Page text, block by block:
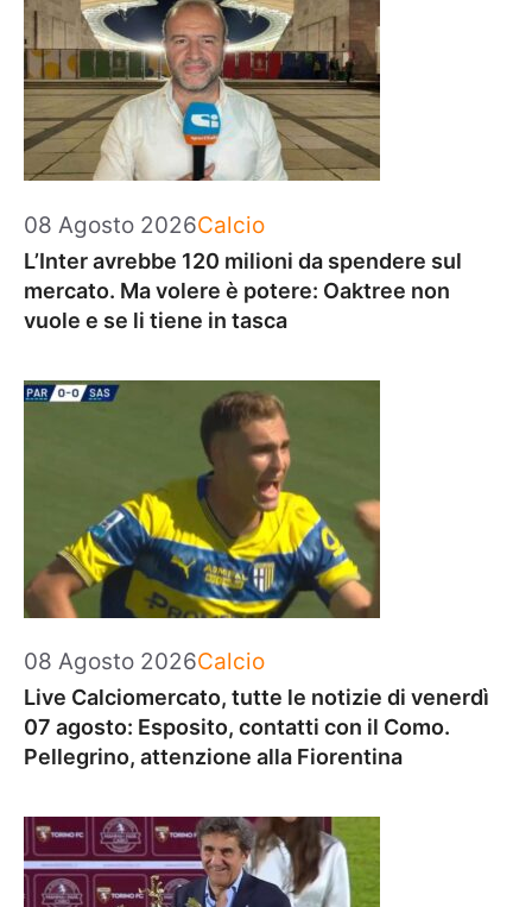
08 Agosto 2026Categorie
Calcio
L’Inter avrebbe 120 milioni da spendere sul
mercato. Ma volere è potere: Oaktree non
vuole e se li tiene in tasca
08 Agosto 2026Categorie
Calcio
Live Calciomercato, tutte le notizie di venerdì
07 agosto: Esposito, contatti con il Como.
Pellegrino, attenzione alla Fiorentina